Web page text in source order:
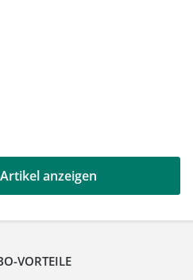
anzeigen
VORTEILE